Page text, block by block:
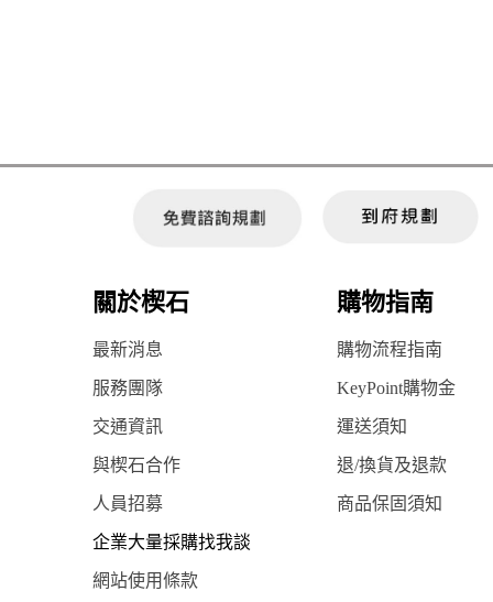
關於楔石 購物指南
最新消息 購物流程指南
服務團隊 KeyPoint購物金
交通資訊 運送須知
與楔石合作 退/換貨及退款
人員招募 商品保固須知
企業大量採購找我談
網站使用條款